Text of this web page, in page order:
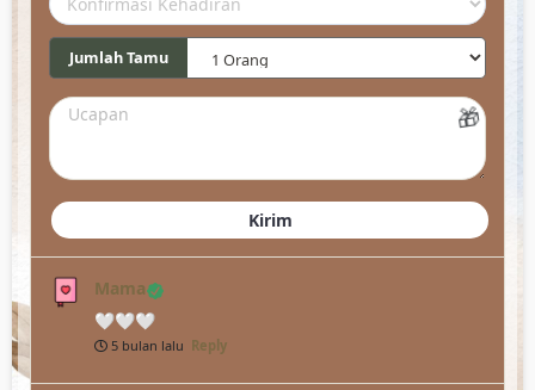
Jumlah Tamu
🎁
Mama
🤍🤍🤍
5 bulan lalu Reply